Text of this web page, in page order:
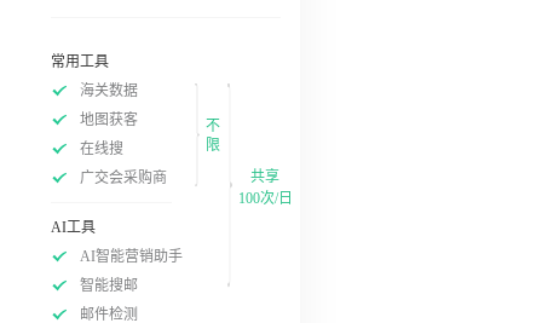
常用工具
海关数据
地图获客
在线搜
广交会采购商
不
限
AI工具
AI智能营销助手
智能搜邮
邮件检测
共享
100次/日